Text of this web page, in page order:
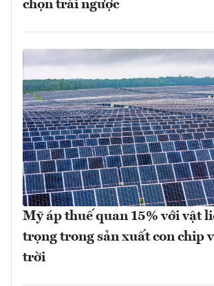
chọn trái ngược
Mỹ áp thuế quan 15% với vật
trọng trong sản xuất con chip
trời